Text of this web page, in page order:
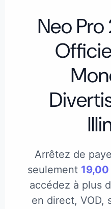
Neo Pro
Arrêtez de
seulement 19,00
accédez à plus
en direct, VOD,